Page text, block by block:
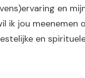
en
ik jou meenemen
en